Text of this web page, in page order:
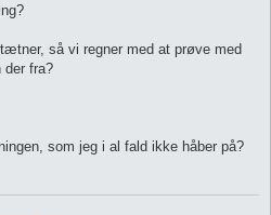
så vi regner med at prøve med
der fra?
som jeg i al fald ikke håber på?